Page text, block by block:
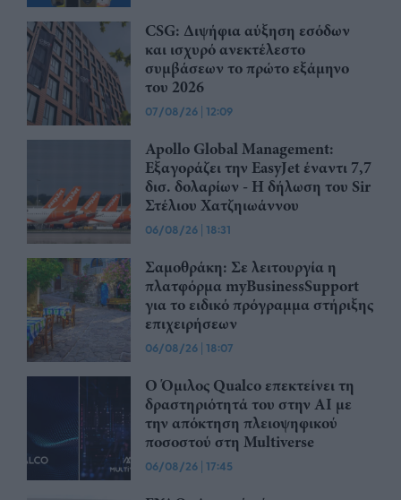
CSG: Διψήφια αύξηση εσόδων
και ισχυρό ανεκτέλεστο
συμβάσεων το πρώτο εξάμηνο
του 2026
07/08/26 | 12:09
Apollo Global Management:
Εξαγοράζει την EasyJet έναντι 7,7
δισ. δολαρίων - Η δήλωση του Sir
Στέλιου Χατζηιωάννου
06/08/26 | 18:31
Σαμοθράκη: Σε λειτουργία η
πλατφόρμα myBusinessSupport
για το ειδικό πρόγραμμα στήριξης
επιχειρήσεων
06/08/26 | 18:07
Ο Όμιλος Qualco επεκτείνει τη
δραστηριότητά του στην ΑΙ με
την απόκτηση πλειοψηφικού
ποσοστού στη Multiverse
06/08/26 | 17:45